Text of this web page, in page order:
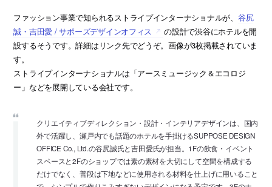
ファッション事業で知られるストライプインターナショナルが、 谷尻
誠・吉田愛 / サポーズデザインオフィス
の設計で渋谷にホテルを開
設するそうです。詳細はリンク先でどうぞ。画像が3枚掲載されていま
す。
ストライプインターナショナルは「アースミュージック＆エコロジ
ー」などを展開している会社です。
クリエイティブディレクション・設計・インテリアデザインは、国内
外で活躍し、瀬戸内でも話題のホテルを手掛けるSUPPOSE DESIGN
OFFICE Co., Ltd.の谷尻誠氏と吉田愛氏が担当。1Fの飲食・イベント
スペースと2Fのショップでは素の素材を大切にして空間を構成する
だけでなく、普段は下地などに使用される材料を仕上げに用いること